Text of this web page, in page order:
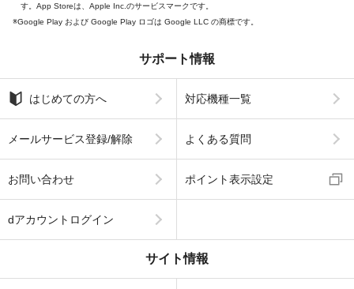
す。App Storeは、Apple Inc.のサービスマークです。
Google Play および Google Play ロゴは Google LLC の商標です。
サポート情報
はじめての方へ 対応機種一覧
メールサービス登録/解除 よくある質問
お問い合わせ ポイント表示設定
dアカウントログイン
サイト情報